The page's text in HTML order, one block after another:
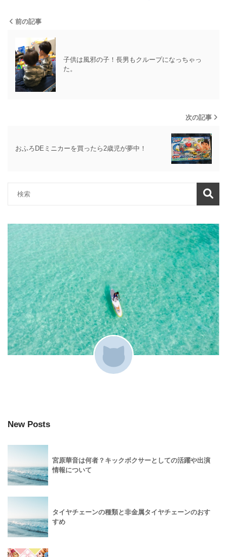
前の記事
子供は風邪の子！長男もクループになっちゃっ
た。
次の記事
おふろDEミニカーを買ったら2歳児が夢中！
New Posts
宮原華音は何者？キックボクサーとしての活躍や出演
情報について
タイヤチェーンの種類と非金属タイヤチェーンのおす
すめ